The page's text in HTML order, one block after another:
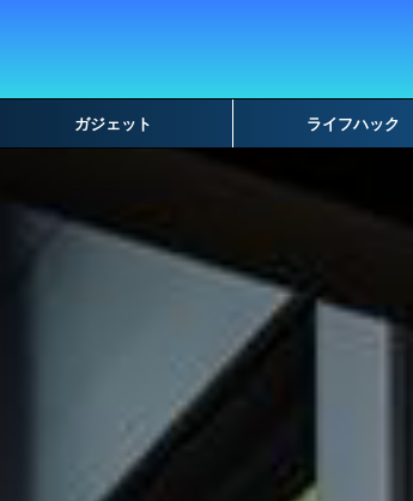
ガジェット ライフハック